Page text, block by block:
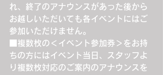
れ、終了のアナウンスがあった後から
お越しいただいても各イベントにはご
参加いただけません。
■複数枚の＜イベント参加券＞をお持
ちの方にはイベント当日、スタッフよ
り複数枚対応のご案内のアナウンスを